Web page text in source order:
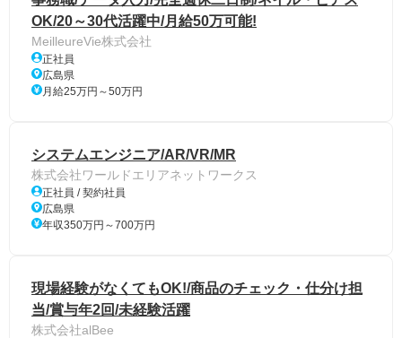
OK/20～30代活躍中/月給50万可能!
MeilleureVie株式会社
正社員
広島県
月給25万円～50万円
システムエンジニア/AR/VR/MR
株式会社ワールドエリアネットワークス
正社員 / 契約社員
広島県
年収350万円～700万円
現場経験がなくてもOK!/商品のチェック・仕分け担
当/賞与年2回/未経験活躍
株式会社alBee